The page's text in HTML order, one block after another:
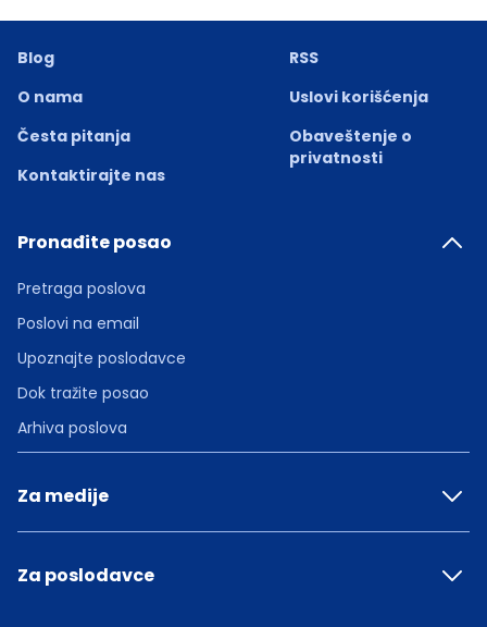
Blog
O nama
Česta pitanja
Kontaktirajte nas
RSS
Uslovi korišćenja
Obaveštenje o
privatnosti
Pronađite posao
Pretraga poslova
Poslovi na email
Upoznajte poslodavce
Dok tražite posao
Arhiva poslova
Za medije
Za poslodavce